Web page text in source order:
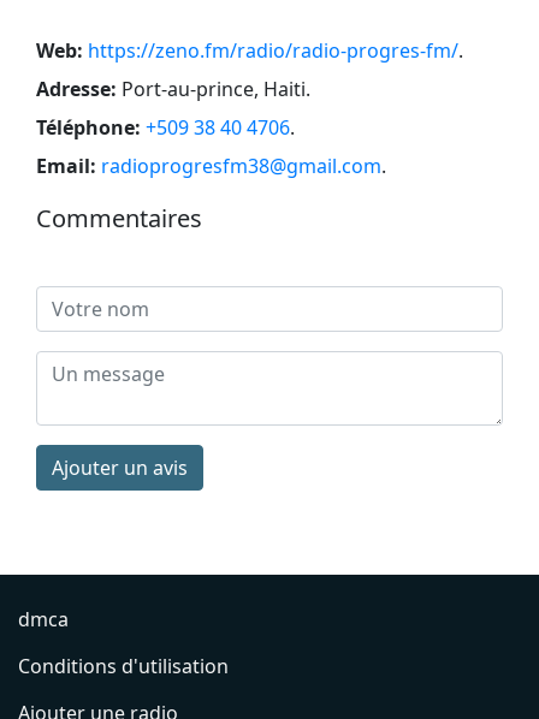
Web: https://zeno.fm/radio/radio-progres-fm/.
Adresse: Port-au-prince, Haiti.
Téléphone: +509 38 40 4706.
Email: radioprogresfm38@gmail.com.
Commentaires
Ajouter un avis
dmca
Conditions d'utilisation
Ajouter une radio